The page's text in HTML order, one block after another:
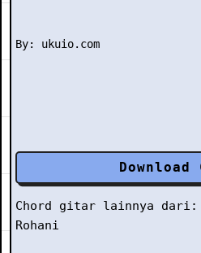
Download
Chord gitar lainnya dari:
Rohani